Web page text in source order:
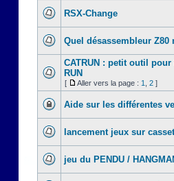
RSX-Change
Quel désassembleur
CATRUN : petit outil
RUN
[ Aller vers la page : 1 2 ]
Aide sur les différentes
lancement jeux sur
jeu du PENDU /